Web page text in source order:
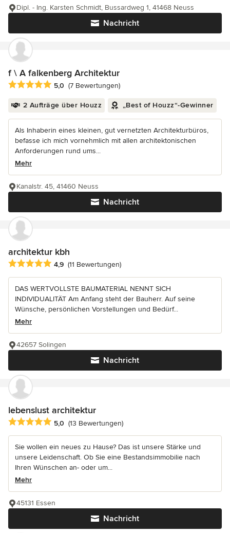
Nachricht
Dipl. - Ing. Karsten Schmidt, Bussardweg 1, 41468 Neuss
f \ A falkenberg Architektur
Durchschnittliche Bewertung: 5 von 5 Sternen
5,0 (7 Bewertungen)
2 Aufträge über Houzz „Best of Houzz“-Gewinner
Als Inhaberin eines kleinen, gut vernetzten Architekturbüros,
befasse ich mich vornehmlich mit allen architektonischen
Anforderungen rund ums...
Mehr
Nachricht
Kanalstr. 45, 41460 Neuss
architektur kbh
Durchschnittliche Bewertung: 4.9 von 5 Sternen
4,9 (11 Bewertungen)
DAS WERTVOLLSTE BAUMATERIAL NENNT SICH
INDIVIDUALITÄT Am Anfang steht der Bauherr. Auf seine
Wünsche, persönlichen Vorstellungen und Bedürf...
Mehr
Nachricht
42657 Solingen
lebenslust architektur
Durchschnittliche Bewertung: 5 von 5 Sternen
5,0 (13 Bewertungen)
Sie wollen ein neues zu Hause? Das ist unsere Stärke und
unsere Leidenschaft. Ob Sie eine Bestandsimmobilie nach
Ihren Wünschen an- oder um...
Mehr
Nachricht
45131 Essen